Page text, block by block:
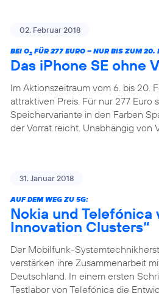
02. Februar 2018
BEI O2 FÜR 277 EURO – NUR BIS ZUM 20.
Das iPhone SE ohne
Im Aktionszeitraum vom 6. bis 20.
attraktiven Preis. Für nur 277
Speichervariante in den Farben
der Vorrat reicht. Unabhängig von
31. Januar 2018
AUF DEM WEG ZU 5G:
Nokia und Telefónica
Innovation Clusters“
Der Mobilfunk-
verstärken ihre Zusammenarbeit
Deutschland. In einem ersten
Testlabor von Telefónica die